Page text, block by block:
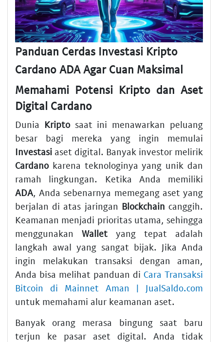
Panduan Cerdas Investasi Kripto
Cardano ADA Agar Cuan Maksimal
Memahami Potensi Kripto dan Aset
Digital Cardano
Dunia Kriptosaat ini menawarkan peluang
besar bagi mereka yang ingin memulai
Investasi aset digital. Banyak investor melirik
Cardanokarena teknologinya yang unik dan
ramah lingkungan. Ketika Anda memiliki
ADA, Anda sebenarnya memegang aset yang
berjalan di atas jaringan Blockchain canggih.
Keamanan menjadi prioritas utama, sehingga
menggunakan Wallet yang tepat adalah
langkah awal yang sangat bijak. Jika Anda
ingin melakukan transaksi dengan aman,
Anda bisa melihat panduan di Cara Transaksi
Bitcoin di Mainnet Aman | JualSaldo.com
untuk memahami alur keamanan aset.
Banyak orang merasa bingung saat baru
terjun ke pasar aset digital. Anda tidak